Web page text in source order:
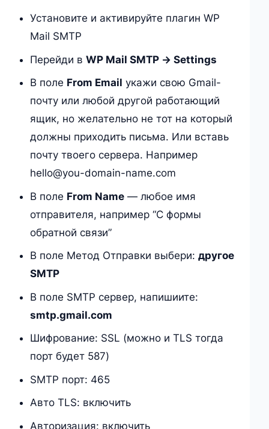
Установите и активируйте плагин WP
Mail SMTP
Перейди в WP Mail SMTP → Settings
В поле From Email укажи свою Gmail-
почту или любой другой работающий
ящик, но желательно не тот на который
должны приходить письма. Или вставь
почту твоего сервера. Например
hello@you-domain-name.com
В поле From Name— любое имя
отправителя, например “С формы
обратной связи”
В поле Метод Отправки выбери: другое
SMTP
В поле SMTP сервер, напишиите:
smtp.gmail.com
Шифрование: SSL (можно и TLS тогда
порт будет 587)
SMTP порт: 465
Авто TLS: включить
Авторизация: включить